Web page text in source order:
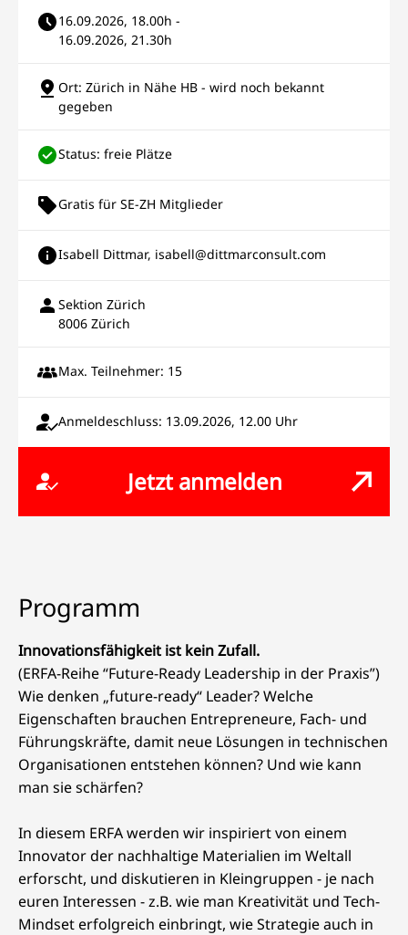
16.09.2026, 18.00h -
16.09.2026, 21.30h
Ort: Zürich in Nähe HB - wird noch bekannt
gegeben
Status: freie Plätze
Gratis für SE-ZH Mitglieder
Isabell Dittmar, isabell@dittmarconsult.com
Sektion Zürich
8006 Zürich
Max. Teilnehmer: 15
Anmeldeschluss: 13.09.2026, 12.00 Uhr
Jetzt anmelden
Programm
Innovationsfähigkeit ist kein Zufall.
(ERFA-Reihe “Future-Ready Leadership in der Praxis”)
Wie denken „future-ready“ Leader? Welche
Eigenschaften brauchen Entrepreneure, Fach- und
Führungskräfte, damit neue Lösungen in technischen
Organisationen entstehen können? Und wie kann
man sie schärfen?
In diesem ERFA werden wir inspiriert von einem
Innovator der nachhaltige Materialien im Weltall
erforscht, und diskutieren in Kleingruppen - je nach
euren Interessen - z.B. wie man Kreativität und Tech-
Mindset erfolgreich einbringt, wie Strategie auch in